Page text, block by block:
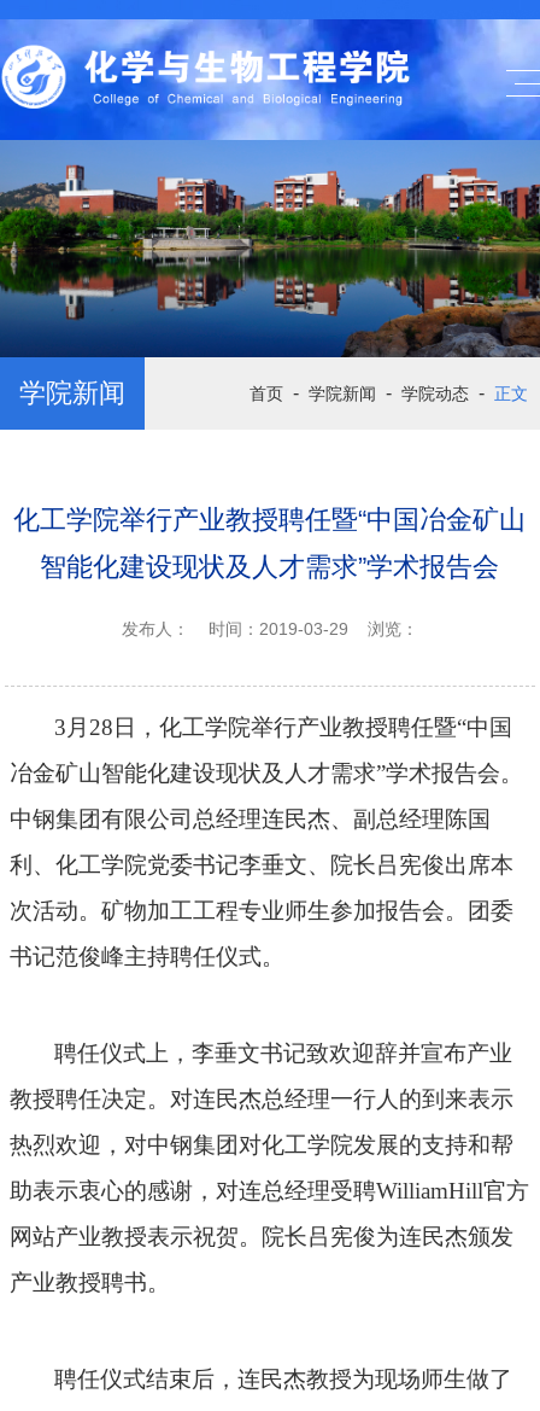
学院新闻 首页 - 学院新闻 - 学院动态 - 正文
化工学院举行产业教授聘任暨“中国冶金矿山
智能化建设现状及人才需求”学术报告会
发布人： 时间：2019-03-29 浏览：
3月28 日，化工学院举行产业教授聘任暨“中国
冶金矿山智能化建设现状及人才需求”学术报告会。
中钢集团有限公司总经理连民杰、副总经理陈国
利 、化工学院党委书记李垂文、 院长吕宪俊出席本
次活动。矿物加工工程专业师生参加报告会。团委
书记范俊峰主持聘任仪式。
聘任仪式上，李垂文书记致欢迎辞并宣布产业
教授聘任决定。对连民杰总经理一行人的到来表示
热烈欢迎，对中钢集团对化工学院发展的支持和帮
助表示衷心的感谢，对连总经理受聘WilliamHill官方
网站产业教授表示祝贺。 院长吕宪俊为连民杰颁发
产业教授聘书。
聘任仪式结束后，连民杰教授为现场师生做了